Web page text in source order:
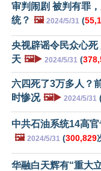
审判闹剧 被判有罪
统？ 🖼️ 2024/5/31 (
央视辟谣令民众心死
天 🖼️▶️ 2024/5/31 (
六四死了3万多人？
时惨况 🖼️▶️ 2024/5/31
中共石油系统14高
🖼️ 2024/5/31 (300,829
华融白天辉有“重大